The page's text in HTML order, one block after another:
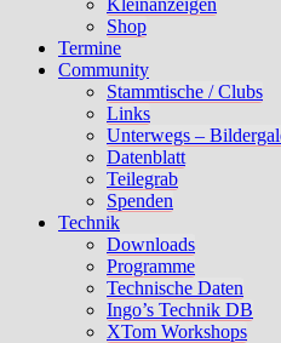
Kleinanzeigen
Shop
Termine
Community
Stammtische / Clubs
Links
Unterwegs –
Datenblatt
Teilegrab
Spenden
Technik
Downloads
Programme
Technische Daten
Ingo’s Technik DB
XTom Workshops